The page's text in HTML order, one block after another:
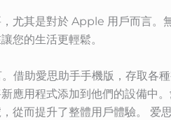
尤其是對於 Apple 用戶而言。
您的生活更輕鬆。
借助愛思助手手機版，存取各
應用程式添加到他們的設備中
從而提升了整體用戶體驗。 爱